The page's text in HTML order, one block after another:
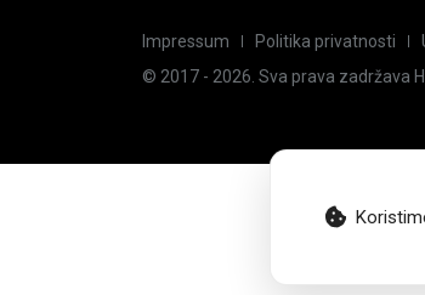
Impressum Politika privatnosti
© 2017 - 2026 . Sva prava zadržava